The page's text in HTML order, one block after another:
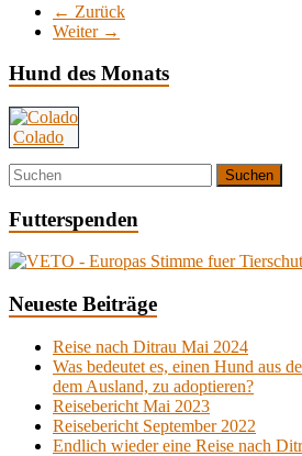
← Zurück
Weiter →
Hund des Monats
Colado
Futterspenden
Neueste Beiträge
Reise nach Ditrau Mai 2024
Was bedeutet es, einen Hund aus
dem Ausland, zu adoptieren?
Reisebericht Mai 2023
Reisebericht September 2022
Endlich wieder eine Reise nach